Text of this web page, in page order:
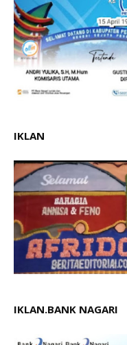
IKLAN
IKLAN.BANK NAGARI